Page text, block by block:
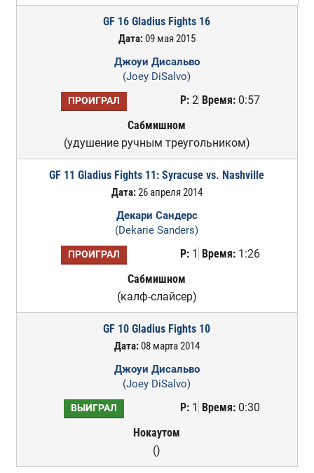
GF 16 Gladius Fights 16
Дата:09 мая 2015
Джоуи Дисальво
(Joey DiSalvo)
ПРОИГРАЛ Р:2 Время:0:57
Сабмишном
(удушение ручным треугольником)
GF 11 Gladius Fights 11: Syracuse vs. Nashville
Дата:26 апреля 2014
Декари Сандерс
(Dekarie Sanders)
ПРОИГРАЛ Р:1 Время:1:26
Сабмишном
(калф-слайсер)
GF 10 Gladius Fights 10
Дата:08 марта 2014
Джоуи Дисальво
(Joey DiSalvo)
ВЫИГРАЛ Р:1 Время:0:30
Нокаутом
()